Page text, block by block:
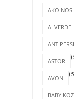
AKO
ALVERDE
ASTOR
AVON
BABY